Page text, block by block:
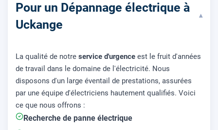
Pour un Dépannage électrique à
Uckange
▾
La qualité de notre service d'urgence est le fruit d'années
de travail dans le domaine de l'électricité. Nous
disposons d'un large éventail de prestations, assurées
par une équipe d'électriciens hautement qualifiés. Voici
ce que nous offrons :
Recherche de panne électrique